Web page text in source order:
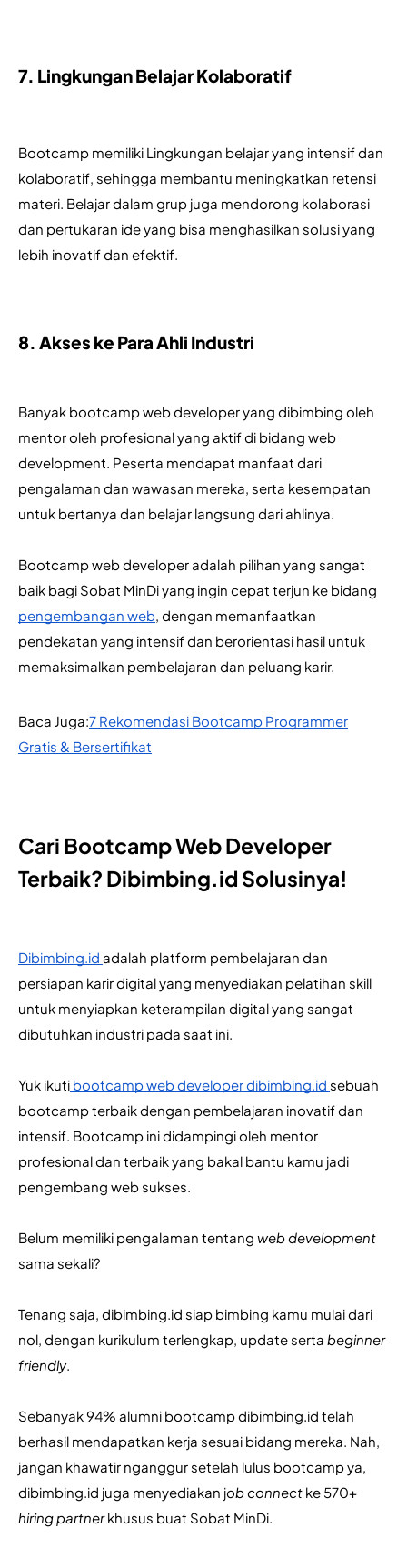
7. Lingkungan Belajar Kolaboratif
Bootcamp memiliki Lingkungan belajar yang intensif dan
kolaboratif, sehingga membantu meningkatkan retensi
materi. Belajar dalam grup juga mendorong kolaborasi
dan pertukaran ide yang bisa menghasilkan solusi yang
lebih inovatif dan efektif.
8. Akses ke Para Ahli Industri
Banyak bootcamp web developer yang dibimbing oleh
mentor oleh profesional yang aktif di bidang web
development. Peserta mendapat manfaat dari
pengalaman dan wawasan mereka, serta kesempatan
untuk bertanya dan belajar langsung dari ahlinya.
Bootcamp web developer adalah pilihan yang sangat
pengembangan web , dengan memanfaatkan
pendekatan yang intensif dan berorientasi hasil untuk
memaksimalkan pembelajaran dan peluang karir.
Baca Juga:7 Rekomendasi Bootcamp Programmer
Gratis & Bersertifikat
Cari Bootcamp Web Developer
Terbaik? Dibimbing.id Solusinya!
Dibimbing.id adalah platform pembelajaran dan
persiapan karir digital yang menyediakan pelatihan skill
untuk menyiapkan keterampilan digital yang sangat
dibutuhkan industri pada saat ini.
Yuk ikuti bootcamp web developer dibimbing.id sebuah
bootcamp terbaik dengan pembelajaran inovatif dan
intensif. Bootcamp ini didampingi oleh mentor
profesional dan terbaik yang bakal bantu kamu jadi
pengembang web sukses.
Belum memiliki pengalaman tentang
sama sekali?
Tenang saja, dibimbing.id siap bimbing kamu mulai dari
nol, dengan kurikulum terlengkap, update serta beginner
friendly.
Sebanyak 94% alumni bootcamp dibimbing.id telah
berhasil mendapatkan kerja sesuai bidang mereka. Nah,
jangan khawatir nganggur setelah lulus bootcamp ya,
dibimbing.id juga menyediakan job connect
hiring partner khusus buat Sobat MinDi.